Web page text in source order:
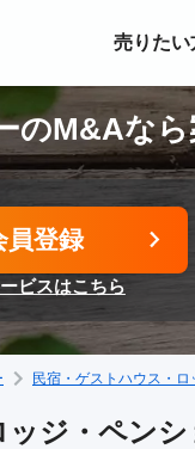
売りたい
のM&Aな
員登録
ビスはこちら
民宿・ゲストハウス・
ジ・ペン